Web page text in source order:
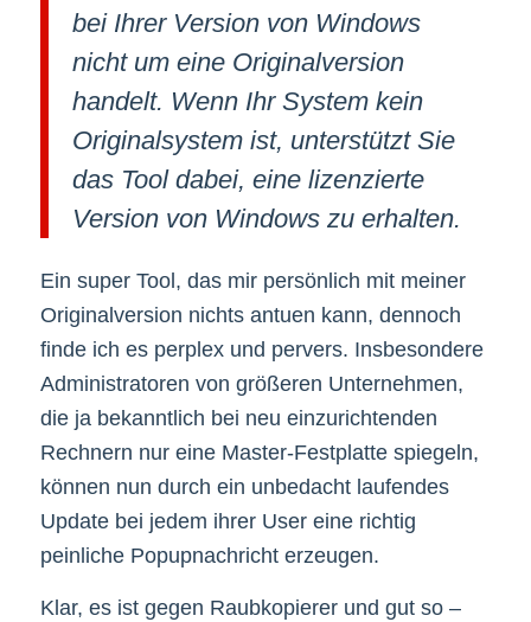
bei Ihrer Version von Windows
nicht um eine Originalversion
handelt. Wenn Ihr System kein
Originalsystem ist, unterstützt Sie
das Tool dabei, eine lizenzierte
Version von Windows zu erhalten.
Ein super Tool, das mir persönlich mit meiner
Originalversion nichts antuen kann, dennoch
finde ich es perplex und pervers. Insbesondere
Administratoren von größeren Unternehmen,
die ja bekanntlich bei neu einzurichtenden
Rechnern nur eine Master-Festplatte spiegeln,
können nun durch ein unbedacht laufendes
Update bei jedem ihrer User eine richtig
peinliche Popupnachricht erzeugen.
Klar, es ist gegen Raubkopierer und gut so –